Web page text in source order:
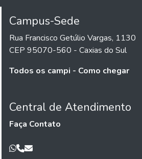
Campus-Sede
Rua Francisco Getúlio Vargas, 1130
CEP 95070-560 - Caxias do Sul
Todos os campi - Como chegar
Central de Atendimento
Faça Contato